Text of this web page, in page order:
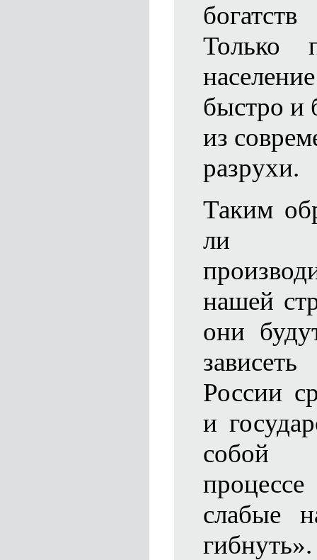
Только
быстро и
из
разрухи.
Таким
ли
нашей
они
России
и
собой
слабые